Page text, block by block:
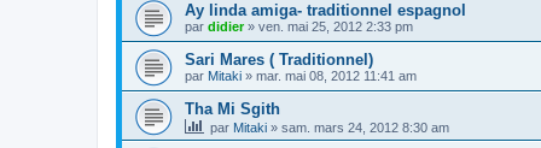
Ay linda amiga- traditionnel espagnol
par didier» ven. mai 25, 2012 2:33 pm
Sari Mares ( Traditionnel)
par Mitaki » mar. mai 08, 2012 11:41 am
Tha Mi Sgith
par Mitaki » sam. mars 24, 2012 8:30 am